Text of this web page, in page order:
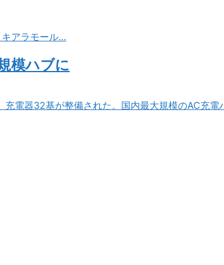
アラモール…
模ハブに
電器32基が整備された。国内最大規模のAC充